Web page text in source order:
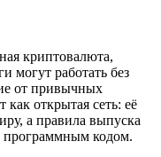
криптовалюта,
могут работать без
от привычных
как открытая сеть: её
а правила выпуска
программным кодом.